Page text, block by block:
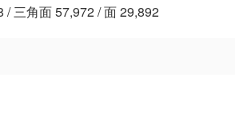
/ 三角面 57,972 / 面 29,892